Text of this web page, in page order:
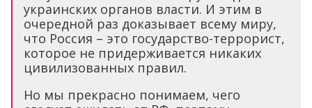
украинских органов власти. И этим в
очередной раз доказывает всему миру,
что Россия – это государство-террорист,
которое не придерживается никаких
цивилизованных правил.
Но мы прекрасно понимаем, чего